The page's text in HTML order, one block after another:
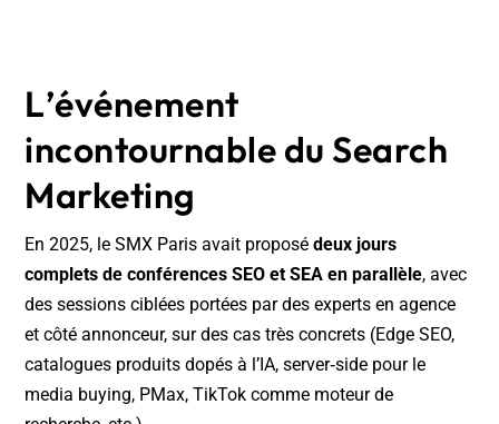
L’événement
incontournable du Search
Marketing
En 2025, le SMX Paris avait proposédeux jours
complets de conférences SEO et SEA en parallèle, avec
des sessions ciblées portées par des experts en agence
et côté annonceur, sur des cas très concrets (Edge SEO,
catalogues produits dopés à l’IA, server‑side pour le
media buying, PMax, TikTok comme moteur de